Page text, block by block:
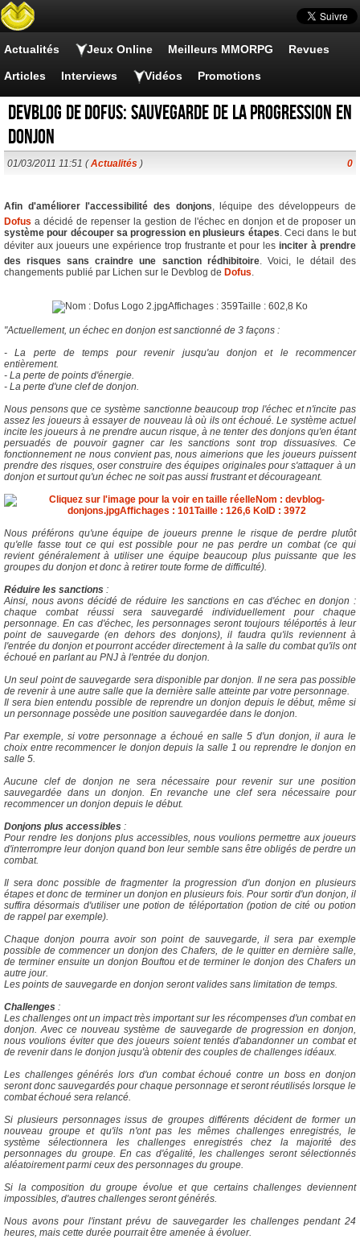
Actualités Jeux Online Meilleurs MMORPG Revues
Articles Interviews Vidéos Promotions
Devblog de Dofus: sauvegarde de la progression en
donjon
01/03/2011 11:51 (Actualités ) 0
Afin d'améliorer l'accessibilité des donjons, léquipe des développeurs de
Dofus a décidé de repenser la gestion de l'échec en donjon et de proposer un
système pour découper sa progression en plusieurs étapes. Ceci dans le but
déviter aux joueurs une expérience trop frustrante et pour les inciter à prendre
des risques sans craindre une sanction rédhibitoire. Voici, le détail des
changements publié par Lichen sur le Devblog de Dofus.
"Actuellement, un échec en donjon est sanctionné de 3 façons :
- La perte de temps pour revenir jusqu'au donjon et le recommencer
entièrement.
- La perte de points d'énergie.
- La perte d'une clef de donjon.
Nous pensons que ce système sanctionne beaucoup trop l'échec et n'incite pas
assez les joueurs à essayer de nouveau là où ils ont échoué. Le système actuel
incite les joueurs à ne prendre aucun risque, à ne tenter des donjons qu'en étant
persuadés de pouvoir gagner car les sanctions sont trop dissuasives. Ce
fonctionnement ne nous convient pas, nous aimerions que les joueurs puissent
prendre des risques, oser construire des équipes originales pour s'attaquer à un
donjon et surtout qu'un échec ne soit pas aussi frustrant et décourageant.
Nous préférons qu'une équipe de joueurs prenne le risque de perdre plutôt
qu'elle fasse tout ce qui est possible pour ne pas perdre un combat (ce qui
revient généralement à utiliser une équipe beaucoup plus puissante que les
groupes du donjon et donc à retirer toute forme de difficulté).
Réduire les sanctions :
Ainsi, nous avons décidé de réduire les sanctions en cas d'échec en donjon :
chaque combat réussi sera sauvegardé individuellement pour chaque
personnage. En cas d'échec, les personnages seront toujours téléportés à leur
point de sauvegarde (en dehors des donjons), il faudra qu'ils reviennent à
l'entrée du donjon et pourront accéder directement à la salle du combat qu'ils ont
échoué en parlant au PNJ à l'entrée du donjon.
Un seul point de sauvegarde sera disponible par donjon. Il ne sera pas possible
de revenir à une autre salle que la dernière salle atteinte par votre personnage.
Il sera bien entendu possible de reprendre un donjon depuis le début, même si
un personnage possède une position sauvegardée dans le donjon.
Par exemple, si votre personnage a échoué en salle 5 d'un donjon, il aura le
choix entre recommencer le donjon depuis la salle 1 ou reprendre le donjon en
salle 5.
Aucune clef de donjon ne sera nécessaire pour revenir sur une position
sauvegardée dans un donjon. En revanche une clef sera nécessaire pour
recommencer un donjon depuis le début.
Donjons plus accessibles :
Pour rendre les donjons plus accessibles, nous voulions permettre aux joueurs
d'interrompre leur donjon quand bon leur semble sans être obligés de perdre un
combat.
Il sera donc possible de fragmenter la progression d'un donjon en plusieurs
étapes et donc de terminer un donjon en plusieurs fois. Pour sortir d'un donjon, il
suffira désormais d'utiliser une potion de téléportation (potion de cité ou potion
de rappel par exemple).
Chaque donjon pourra avoir son point de sauvegarde, il sera par exemple
possible de commencer un donjon des Chafers, de le quitter en dernière salle,
de terminer ensuite un donjon Bouftou et de terminer le donjon des Chafers un
autre jour.
Les points de sauvegarde en donjon seront valides sans limitation de temps.
Challenges :
Les challenges ont un impact très important sur les récompenses d'un combat en
donjon. Avec ce nouveau système de sauvegarde de progression en donjon,
nous voulions éviter que des joueurs soient tentés d'abandonner un combat et
de revenir dans le donjon jusqu'à obtenir des couples de challenges idéaux.
Les challenges générés lors d'un combat échoué contre un boss en donjon
seront donc sauvegardés pour chaque personnage et seront réutilisés lorsque le
combat échoué sera relancé.
Si plusieurs personnages issus de groupes différents décident de former un
nouveau groupe et qu'ils n'ont pas les mêmes challenges enregistrés, le
système sélectionnera les challenges enregistrés chez la majorité des
personnages du groupe. En cas d'égalité, les challenges seront sélectionnés
aléatoirement parmi ceux des personnages du groupe.
Si la composition du groupe évolue et que certains challenges deviennent
impossibles, d'autres challenges seront générés.
Nous avons pour l'instant prévu de sauvegarder les challenges pendant 24
heures, mais cette durée pourrait être amenée à évoluer.